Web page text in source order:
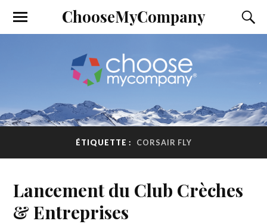
ChooseMyCompany
ÉTIQUETTE : CORSAIR FLY
Lancement du Club Crèches
& Entreprises